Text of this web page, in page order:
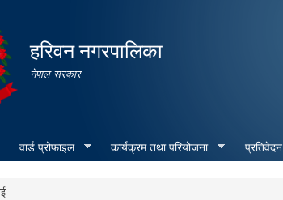
हरिवन नगरपालिका
नेपाल सरकार
वार्ड प्रोफाइल कार्यक्रम तथा परियोजना प्रतिवेदन